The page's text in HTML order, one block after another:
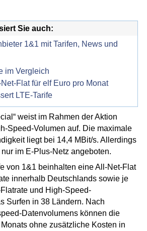
Sie auch:
1&1 mit Tarifen, News und
im Vergleich
Flat für elf Euro pro Monat
LTE-Tarife
weist im Rahmen der Aktion
Speed-Volumen auf. Die maximale
liegt bei 14,4 MBit/s. Allerdings
im E-Plus-Netz angeboten.
von 1&1 beinhalten eine All-Net-Flat
innerhalb Deutschlands sowie je
und High-Speed-
Surfen in 38 Ländern. Nach
Datenvolumens können die
ohne zusätzliche Kosten in